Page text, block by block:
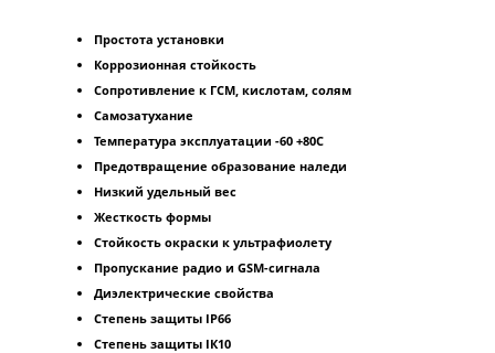
Простота установки
Коррозионная стойкость
Сопротивление к ГСМ, кислотам, солям
Самозатухание
Температура эксплуатации -60 +80С
Предотвращение образование наледи
Низкий удельный вес
Жесткость формы
Стойкость окраски к ультрафиолету
Пропускание радио и GSM-сигнала
Диэлектрические свойства
Степень защиты IР66
Степень защиты IК10